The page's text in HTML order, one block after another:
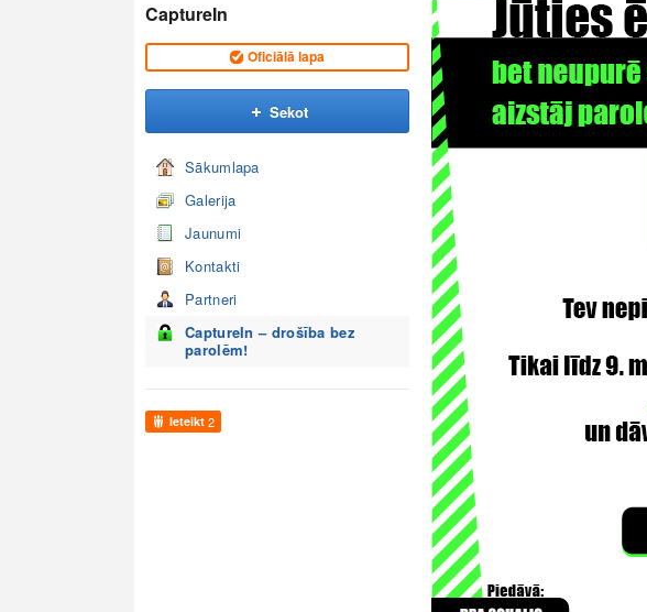
CaptureIn
Oficiālā lapa
Sekot
Sākumlapa
Galerija
Jaunumi
Kontakti
Partneri
CaptureIn – drošība bez
parolēm!
Ieteikt 2